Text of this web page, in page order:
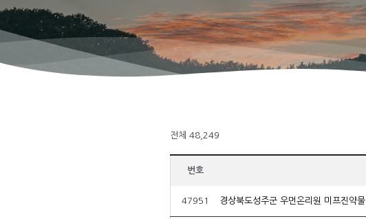
Hit enter to search or ESC to close
전체 48,249
번호
47951 경상북도성주군 우먼온리원 미프진약